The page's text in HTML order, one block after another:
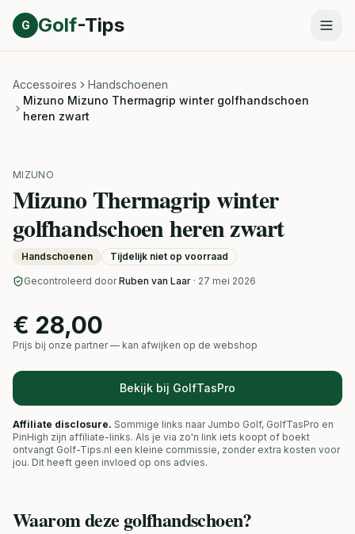
Direct naar inhoud
G Golf-Tips
Accessoires
Handschoenen
Mizuno Mizuno Thermagrip winter golfhandschoen
heren zwart
MIZUNO
Mizuno Thermagrip winter
golfhandschoen heren zwart
Handschoenen Tijdelijk niet op voorraad
Gecontroleerd door Ruben van Laar · 27 mei 2026
€ 28,00
Prijs bij onze partner — kan afwijken op de webshop
Bekijk bij GolfTasPro
Affiliate disclosure. Sommige links naar Jumbo Golf, GolfTasPro en
PinHigh zijn affiliate-links. Als je via zo'n link iets koopt of boekt
ontvangt Golf-Tips.nl een kleine commissie, zonder extra kosten voor
jou. Dit heeft geen invloed op ons advies.
Waarom deze golfhandschoen?